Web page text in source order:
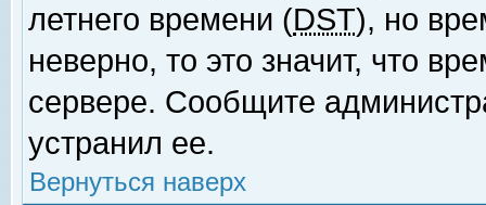
летнего времени (DST), но
неверно, то это значит, что
сервере. Сообщите
устранил ее.
Вернуться наверх